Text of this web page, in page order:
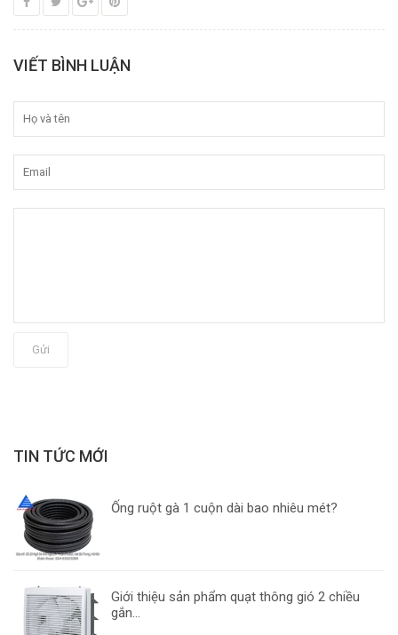
VIẾT BÌNH LUẬN
Gửi
TIN TỨC MỚI
Ống ruột gà 1 cuộn dài bao nhiêu mét?
Giới thiệu sản phẩm quạt thông gió 2 chiều
gắn...